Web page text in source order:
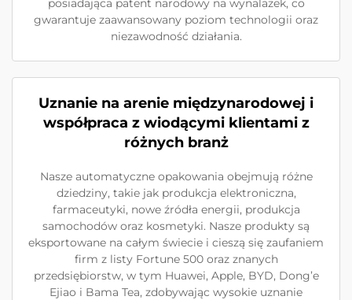
posiadająca patent narodowy na wynalazek, co
gwarantuje zaawansowany poziom technologii oraz
niezawodność działania.
Uznanie na arenie międzynarodowej i
współpraca z wiodącymi klientami z
różnych branż
Nasze automatyczne opakowania obejmują różne
dziedziny, takie jak produkcja elektroniczna,
farmaceutyki, nowe źródła energii, produkcja
samochodów oraz kosmetyki. Nasze produkty są
eksportowane na całym świecie i cieszą się zaufaniem
firm z listy Fortune 500 oraz znanych
przedsiębiorstw, w tym Huawei, Apple, BYD, Dong’e
Ejiao i Bama Tea, zdobywając wysokie uznanie